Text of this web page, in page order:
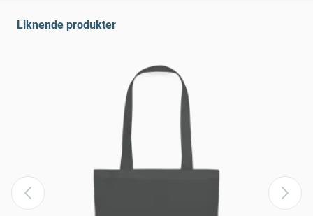
Liknende produkter